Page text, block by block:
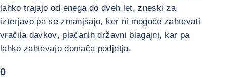
lahko trajajo od enega do dveh let, zneski za
izterjavo pa se zmanjšajo, ker ni mogoče zahtevati
vračila davkov, plačanih državni blagajni, kar pa
lahko zahtevajo domača podjetja.
0